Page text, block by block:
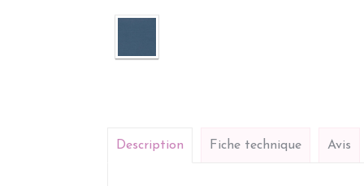
Description Fiche technique Avis